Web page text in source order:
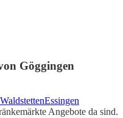
Göggingen
WaldstettenEssingen
Angebote da sind.